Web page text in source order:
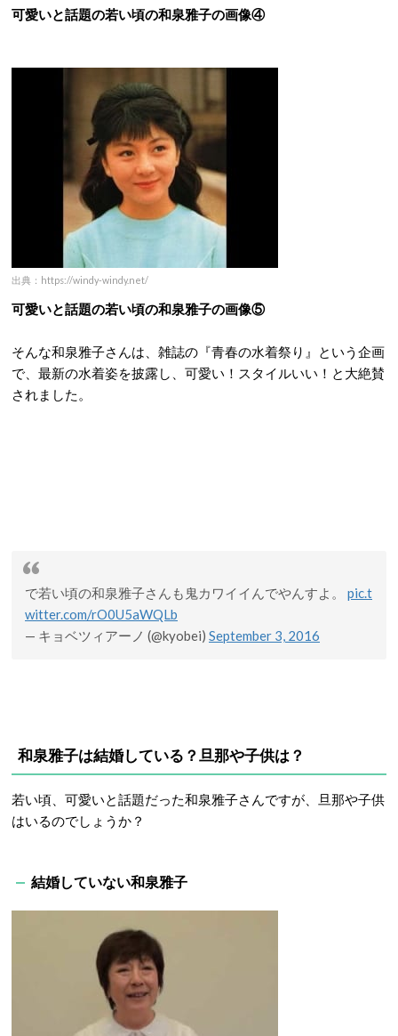
可愛いと話題の若い頃の和泉雅子の画像④
出典：https://windy-windy.net/
可愛いと話題の若い頃の和泉雅子の画像⑤
そんな和泉雅子さんは、雑誌の『青春の水着祭り』という企画
で、最新の水着姿を披露し、可愛い！スタイルいい！と大絶賛
されました。
で若い頃の和泉雅子さんも鬼カワイイんでやんすよ。 pic.t
witter.com/rO0U5aWQLb
— キョベツィアーノ (@kyobei) September 3, 2016
和泉雅子は結婚している？旦那や子供は？
若い頃、可愛いと話題だった和泉雅子さんですが、旦那や子供
はいるのでしょうか？
結婚していない和泉雅子